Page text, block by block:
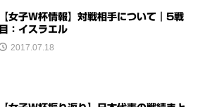
【女子W杯情報】対戦相手について｜5戦
目：イスラエル
2017.07.18